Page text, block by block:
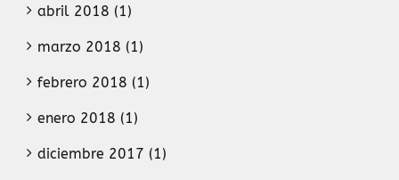
abril 2018 (1)
marzo 2018 (1)
febrero 2018 (1)
enero 2018 (1)
diciembre 2017 (1)